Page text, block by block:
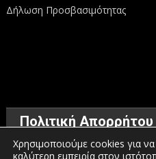
Δήλωση Προσβασιμότητας
Πολιτική Απορρήτου
Χρησιμοποιούμε cookies για
καλύτερη εμπειρία στον